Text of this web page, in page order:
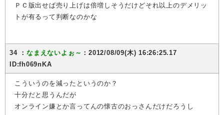
ＰＣ版出せば売り上げは倍増しそうだけどそれ以上のデメリッ
トが有るって判断なのかな
34 ：なまえないよぉ～ ：2012/08/09(木) 16:26:25.17
ID:fh069nKA
こういうのを減ったというのか？
十分だと思うんだが
オンライン嫌とか言ってんの懐古のおっさんだけだろうし